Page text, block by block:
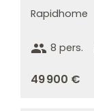
Rapidhome
group 8 pers.
49 900 €